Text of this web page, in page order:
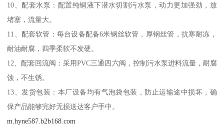
10、配套水泵：配置纯铜液下潜水切割污水泵，动力更加强劲，放
堵塞，流量大。
11、配套软管：每台设备配备6米钢丝软管，厚钢丝管，抗寒耐冻，
耐油耐腐，四季柔软不发硬。
12、配套回流阀：采用PVC三通四六阀，控制污水泵进料流量，耐腐
蚀，不生锈。
13、发货包装：本厂设备均有气泡袋包装，防止运输途中损坏，确
保产品能够完好无损送达客户手中。
m.hyne587.b2b168.com